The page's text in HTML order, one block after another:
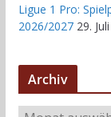
Ligue 1 Pro:
2026/2027 29.
Archiv